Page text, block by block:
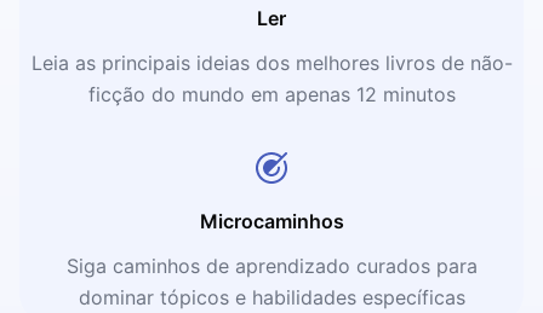
Ler
Leia as principais ideias dos melhores livros de não-
ficção do mundo em apenas 12 minutos
Microcaminhos
Siga caminhos de aprendizado curados para
dominar tópicos e habilidades específicas